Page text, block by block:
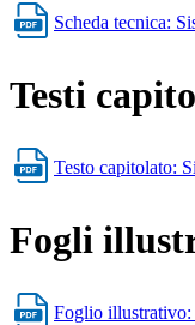
Scheda tecnica:
Testi
Testo capitolato:
Fogli
Foglio illustrativo: